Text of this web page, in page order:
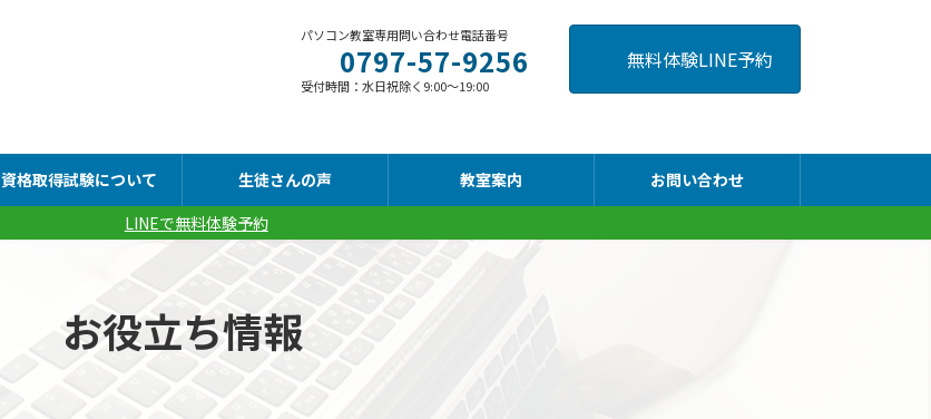
パソコン教室専用問い合わせ電話番号
0797-57-9256
受付時間：水日祝除く9:00～19:00
無料体験LINE予約
資格取得試験について 生徒さんの声 教室案内
お問い合わせ
LINEで無料体験予約
お役立ち情報